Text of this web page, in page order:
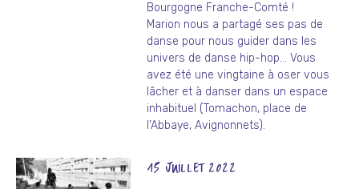
Bourgogne Franche-Comté !
Marion nous a partagé ses pas de
danse pour nous guider dans les
univers de danse hip-hop… Vous
avez été une vingtaine à oser vous
lâcher et à danser dans un espace
inhabituel (Tomachon, place de
l’Abbaye, Avignonnets).
15 JUILLET 2022